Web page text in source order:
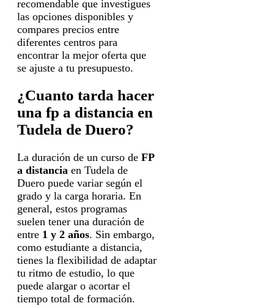
recomendable que investigues
las opciones disponibles y
compares precios entre
diferentes centros para
encontrar la mejor oferta que
se ajuste a tu presupuesto.
¿Cuanto tarda hacer
una fp a distancia en
Tudela de Duero?
La duración de un curso de FP
a distancia en Tudela de
Duero puede variar según el
grado y la carga horaria. En
general, estos programas
suelen tener una duración de
entre 1 y 2 años. Sin embargo,
como estudiante a distancia,
tienes la flexibilidad de adaptar
tu ritmo de estudio, lo que
puede alargar o acortar el
tiempo total de formación.